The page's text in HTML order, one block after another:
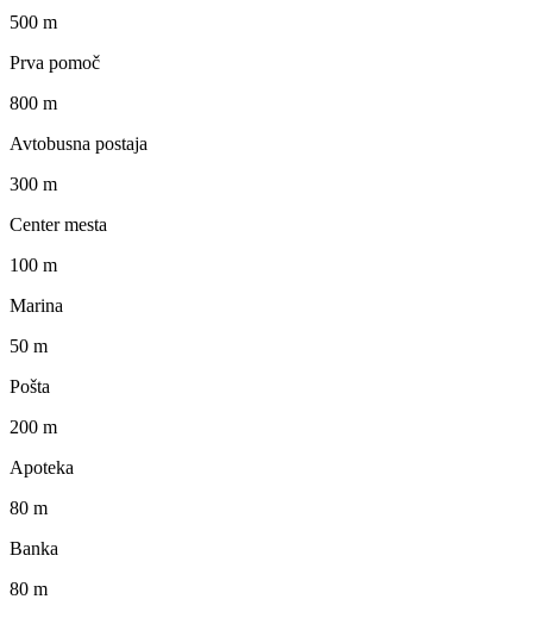
500 m
Prva pomoč
800 m
Avtobusna postaja
300 m
Center mesta
100 m
Marina
50 m
Pošta
200 m
Apoteka
80 m
Banka
80 m